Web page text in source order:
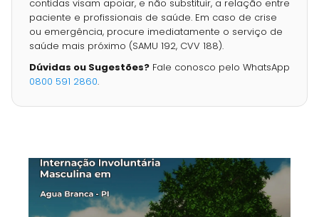
contidas visam apoiar, e não substituir, a relação entre
paciente e profissionais de saúde. Em caso de crise
ou emergência, procure imediatamente o serviço de
saúde mais próximo (SAMU 192, CVV 188).
Dúvidas ou Sugestões? Fale conosco pelo WhatsApp
0800 591 2860.